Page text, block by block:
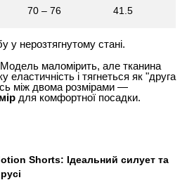
70 – 76 41.5
у нерозтягнутому стані.
Модель маломірить, але тканина
і тягнеться як "друга
між двома розмірами —
для комфортної посадки.
Shorts: Ідеальний силует та